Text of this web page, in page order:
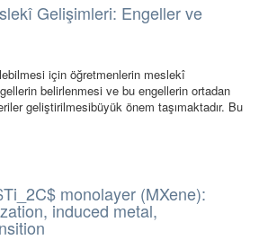
Gelişimleri: Engeller ve
için öğretmenlerin meslekî
belirlenmesi ve bu engellerin ortadan
geliştirilmesibüyük önem taşımaktadır. Bu
monolayer (MXene):
induced metal,